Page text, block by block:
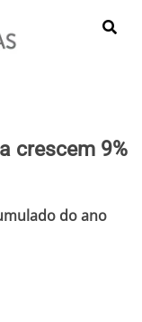
crescem 9%
do ano